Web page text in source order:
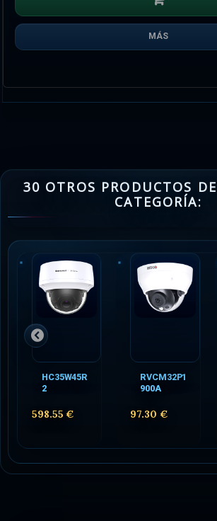
30 OTROS PRODUCTOS
CATEGORÍA:
HC35W45R
2
598.55 €
RVCM32P1
900A
97.30 €